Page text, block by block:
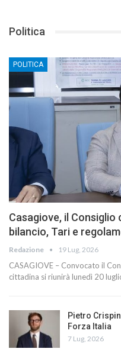
Politica
POLITICA
Casagiove, il
bilancio, Tari e
Redazione 19 Lug, 2026
CASAGIOVE – Convocato il
cittadina si riunirà lunedì 20
Pietro
Forza Italia
7 Lug, 2026